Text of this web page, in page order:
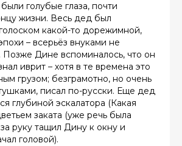
голубые глаза, почти
жизни. Весь дед был
какой-то дорежимной,
– всерьёз внуками не
Позже Дине вспоминалось, что он
иврит – хотя в те времена это
грузом; безграмотно, но очень
писал по-русски. Еще дед
глубиной эскалатора (Какая
заката (уже речь была
руку тащил Дину к окну и
головой).